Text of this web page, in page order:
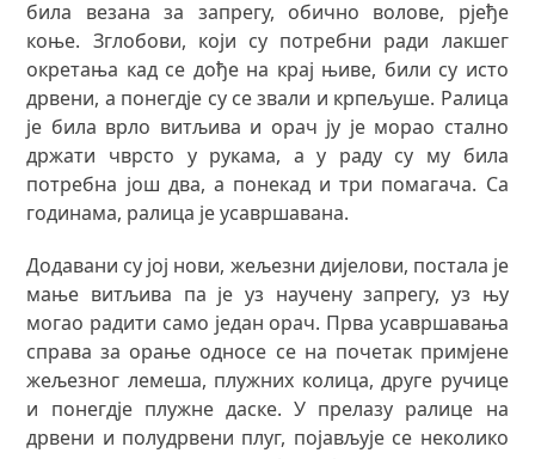
била везана за запрегу, обично волове, рјеђе
коње. Зглобови, који су потребни ради лакшег
окретања кад се дође на крај њиве, били су исто
дрвени, а понегдје су се звали и крпељуше. Ралица
је била врло витљива и орач ју је морао стално
држати чврсто у рукама, а у раду су му била
потребна још два, а понекад и три помагача. Са
годинама, ралица је усавршавана.
Додавани су јој нови, жељезни дијелови, постала је
мање витљива па је уз научену запрегу, уз њу
могао радити само један орач. Прва усавршавања
справа за орање односе се на почетак примјене
жељезног лемеша, плужних колица, друге ручице
и понегдје плужне даске. У прелазу ралице на
дрвени и полудрвени плуг, појављује се неколико